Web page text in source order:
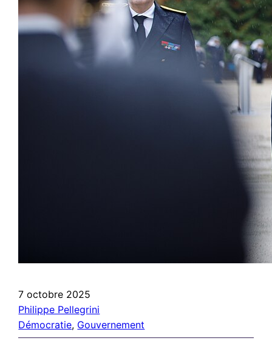
7 octobre 2025
Philippe Pellegrini
Démocratie, Gouvernement